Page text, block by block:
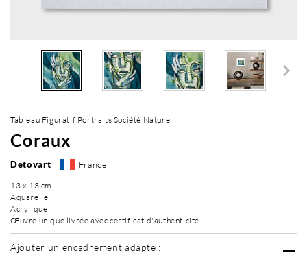
Tableau Figuratif Portraits Société Nature
Coraux
Detovart France
13 x 13 cm
Aquarelle
Acrylique
Œuvre unique livrée avec certificat d'authenticité
Ajouter un encadrement adapté :